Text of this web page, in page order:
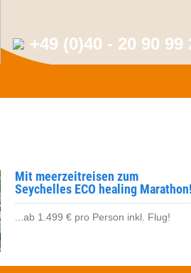
+49 (0)40 - 20 90 99
Mit meerzeitreisen zum
Seychelles ECO healing
...ab 1.499 € pro Person inkl. Flug!